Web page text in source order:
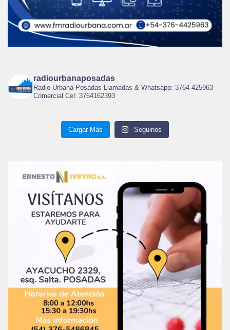
radiourbanaposadas
Radio Urbana Posadas Llamadas & Whatsapp: 3764-425963
Comercial Cel: 3764162393
Cargar Más Seguinos